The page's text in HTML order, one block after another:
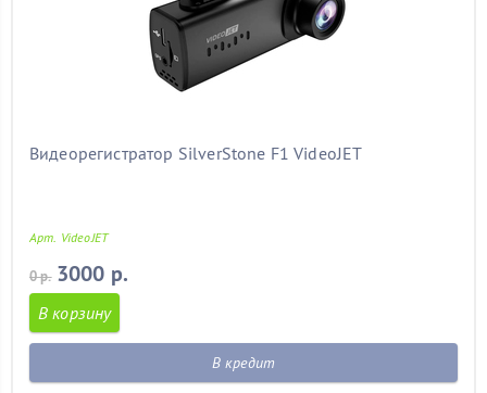
Видеорегистратор SilverStone F1 VideoJET
Арт. VideoJET
0 р. 3000 р.
В корзину
В кредит